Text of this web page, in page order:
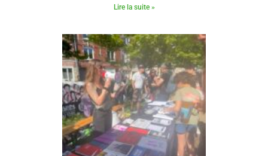
Lire la suite »